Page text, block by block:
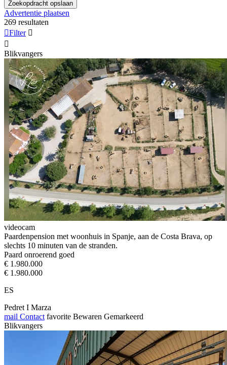
Zoekopdracht opslaan
Advertentie plaatsen
269 resultaten
Filter 

Blikvangers
videocam
Paardenpension met woonhuis in Spanje, aan de Costa Brava, op
slechts 10 minuten van de stranden.
Paard onroerend goed
€ 1.980.000
€ 1.980.000
ES
Pedret I Marza
mail Contact favorite Bewaren Gemarkeerd
Blikvangers